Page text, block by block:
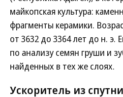
майкопская культура:
фрагменты керамики.
от 3632 до 3364 лет до н. э.
по анализу семян груши и
найденных в тех же слоях.
Ускоритель из